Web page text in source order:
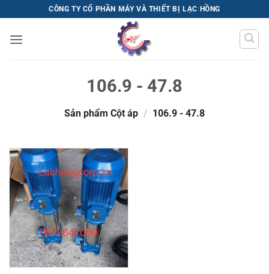
qua
nội
CÔNG TY CỔ PHẦN MÁY VÀ THIẾT BỊ LẠC HỒNG
106.9 - 47.8
Sản phẩm Cột áp / 106.9 - 47.8